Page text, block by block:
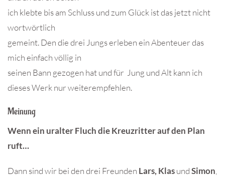
ich klebte bis am Schluss und zum Glück ist das jetzt nicht
wortwörtlich
gemeint. Den die drei Jungs erleben ein Abenteuer das
mich einfach völlig in
seinen Bann gezogen hat und für Jung und Alt kann ich
dieses Werk nur weiterempfehlen.
Meinung
Wenn ein uralter Fluch die Kreuzritter auf den Plan
ruft…
Dann sind wir bei den drei Freunden Lars, KlasundSimon